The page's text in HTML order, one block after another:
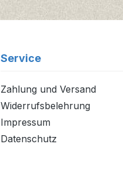
Service
Zahlung und Versand
Widerrufsbelehrung
Impressum
Datenschutz